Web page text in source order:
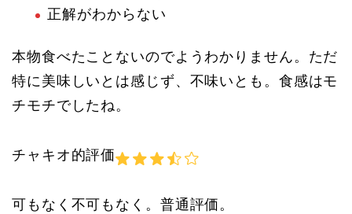
正解がわからない
本物食べたことないのでようわかりません。ただ
特に美味しいとは感じず、不味いとも。食感はモ
チモチでしたね。
チャキオ的評価
可もなく不可もなく。普通評価。